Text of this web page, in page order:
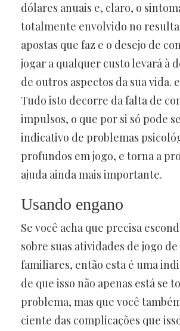
dólares anuais e, claro, o
totalmente envolvido no
apostas que faz e o desejo de
jogar a qualquer custo levará à
de outros aspectos da sua vida.
Tudo isto decorre da falta de
impulsos, o que por si só pode
indicativo de problemas
profundos em jogo, e torna a
ajuda ainda mais importante.
Usando engano
Se você acha que precisa
sobre suas atividades de jogo
familiares, então esta é uma
de que isso não apenas está se
problema, mas que você
ciente das complicações que